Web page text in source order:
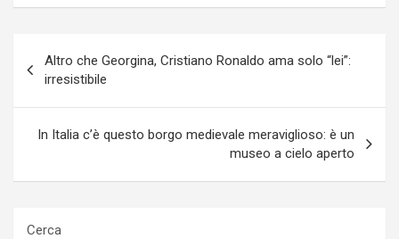
articoli
Altro che Georgina, Cristiano Ronaldo ama solo “lei”:
irresistibile
In Italia c’è questo borgo medievale meraviglioso: è un
museo a cielo aperto
Cerca